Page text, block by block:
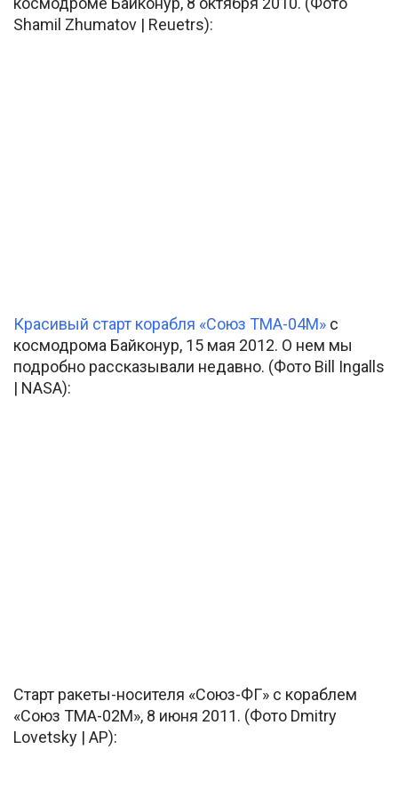
Shamil Zhumatov | Reuetrs):
Красивый старт корабля «Союз ТМА-04М» с
космодрома Байконур, 15 мая 2012. О нем мы
подробно рассказывали недавно. (Фото Bill Ingalls
| NASA):
Старт ракеты-носителя «Союз-ФГ» с кораблем
«Союз ТМА-02М», 8 июня 2011. (Фото Dmitry
Lovetsky | AP):